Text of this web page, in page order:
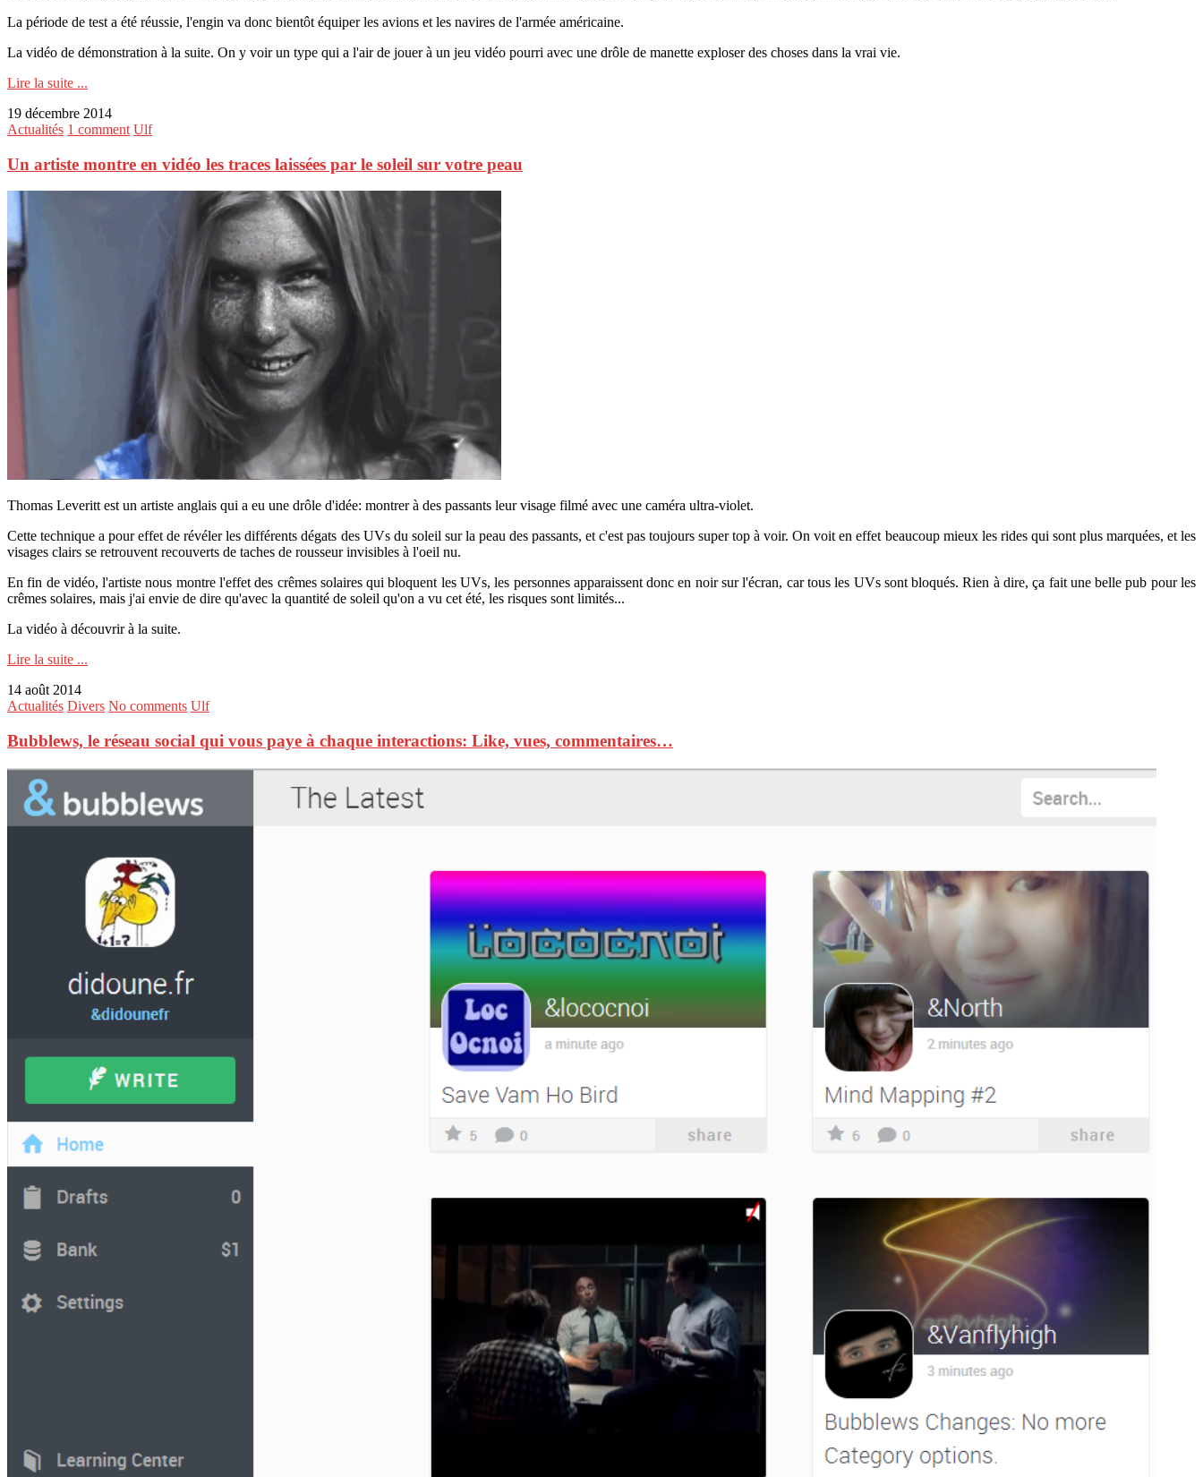
La période de test a été réussie, l'engin va donc bientôt équiper les avions et les navires de l'armée américaine.
La vidéo de démonstration à la suite. On y voir un type qui a l'air de jouer à un jeu vidéo pourri avec une drôle de manette exploser des choses dans la vrai vie.
Lire la suite ...
19 décembre 2014
Actualités 1 comment Ulf
Un artiste montre en vidéo les traces laissées par le soleil sur votre peau
Thomas Leveritt est un artiste anglais qui a eu une drôle d'idée: montrer à des passants leur visage filmé avec une caméra ultra-violet.
Cette technique a pour effet de révéler les différents dégats des UVs du soleil sur la peau des passants, et c'est pas toujours super top à voir. On voit en effet beaucoup mieux les rides qui sont plus marquées, et les
visages clairs se retrouvent recouverts de taches de rousseur invisibles à l'oeil nu.
En fin de vidéo, l'artiste nous montre l'effet des crêmes solaires qui bloquent les UVs, les personnes apparaissent donc en noir sur l'écran, car tous les UVs sont bloqués. Rien à dire, ça fait une belle pub pour les
crêmes solaires, mais j'ai envie de dire qu'avec la quantité de soleil qu'on a vu cet été, les risques sont limités...
La vidéo à découvrir à la suite.
Lire la suite ...
14 août 2014
Actualités Divers No comments Ulf
Bubblews, le réseau social qui vous paye à chaque interactions: Like, vues, commentaires…